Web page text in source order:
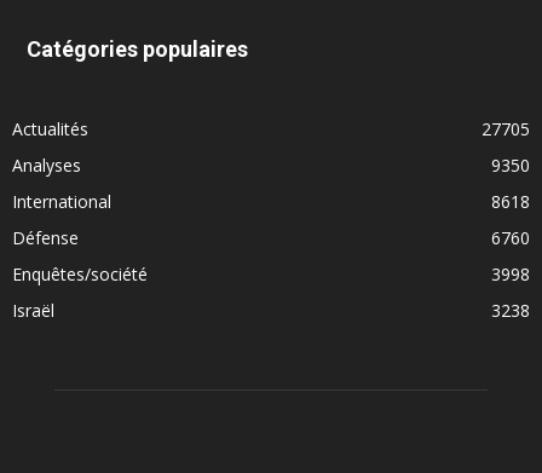
Catégories populaires
Actualités
27705
Analyses
9350
International
8618
Défense
6760
Enquêtes/société
3998
Israël
3238